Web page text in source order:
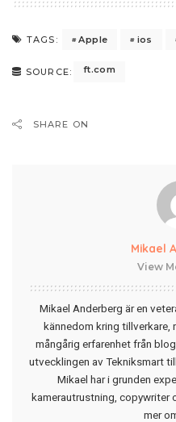
TAGS: Apple ios
SOURCE: ft.com
SHARE ON
Mikael
View
Mikael Anderberg är en
kännedom kring tillverkare,
mångårig erfarenhet från
utvecklingen av Tekniksmart
Mikael har i grunden
kamerautrustning, copywriter
mer